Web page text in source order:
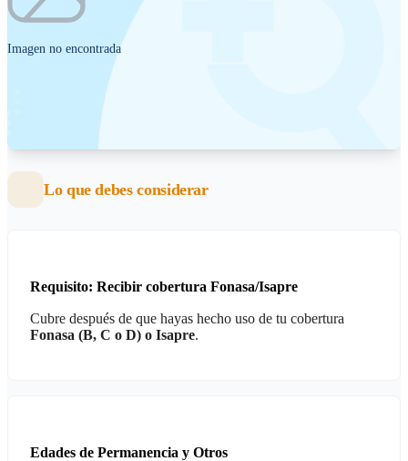
Imagen no encontrada
Lo que debes considerar
Requisito: Recibir cobertura Fonasa/Isapre
Cubre después de que hayas hecho uso de tu cobertura
Fonasa (B, C o D) o Isapre.
Edades de Permanencia y Otros